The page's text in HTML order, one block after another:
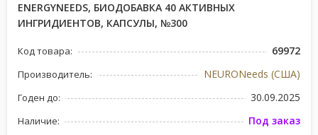
ENERGYNEEDS, БИОДОБАВКА 40 АКТИВНЫХ
ИНГРИДИЕНТОВ, КАПСУЛЫ, №300
Код товара: 69972
Производитель: NEURONeeds (США)
Годен до: 30.09.2025
Наличие: Под заказ